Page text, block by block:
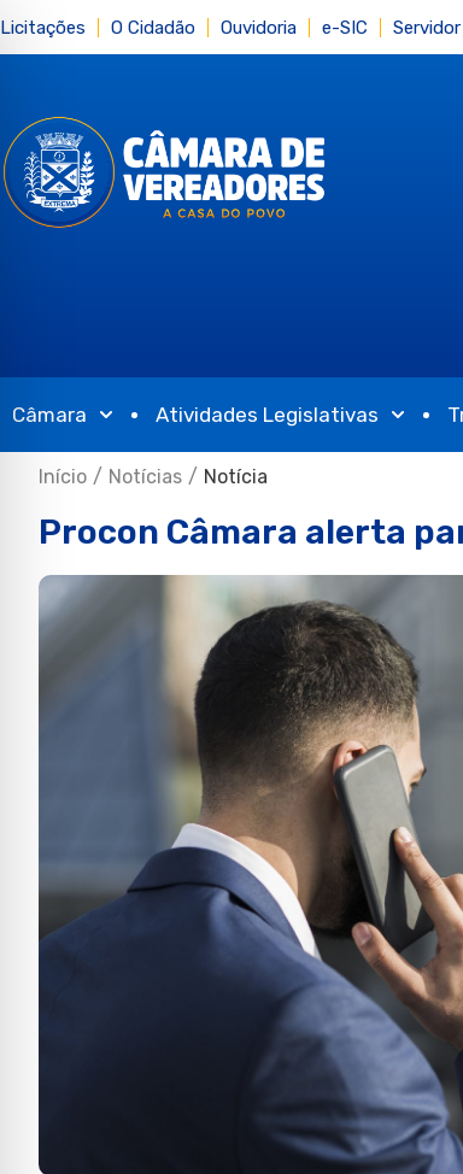
Licitações O Cidadão Ouvidoria e-SIC Servidor
Câmara Atividades Legislativas
Início / Notícias / Notícia
Procon Câmara alerta